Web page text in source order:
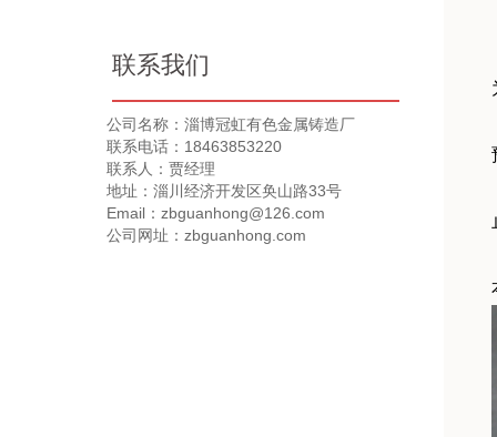
联系我们
公司名称：淄博冠虹有色金属铸造厂
联系电话：18463853220
联系人：贾经理
地址：淄川经济开发区奂山路33号
Email：zbguanhong@126.com
公司网址：zbguanhong.com